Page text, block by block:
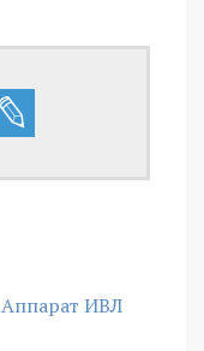
Аппарат ИВЛ